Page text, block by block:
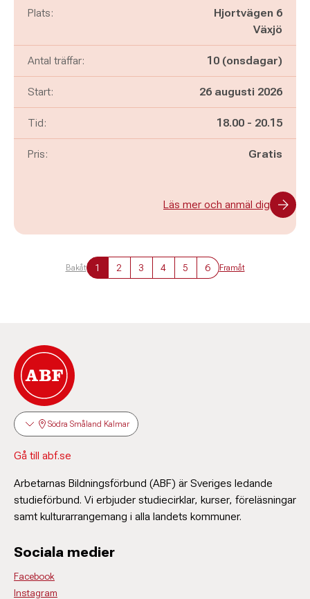
Plats:
Hjortvägen 6
Växjö
Antal träffar: 10 (onsdagar)
Start: 26 augusti 2026
Tid: Pågår mellan
18.00 - och
20.15
Pris: Gratis
Läs mer och anmäl dig
Bakåt 1 2 3 4 5 6 Framåt
Södra Småland Kalmar
Gå till abf.se
Arbetarnas Bildningsförbund (ABF) är Sveriges ledande
studieförbund. Vi erbjuder studiecirklar, kurser, föreläsningar
samt kulturarrangemang i alla landets kommuner.
Sociala medier
Facebook
Instagram